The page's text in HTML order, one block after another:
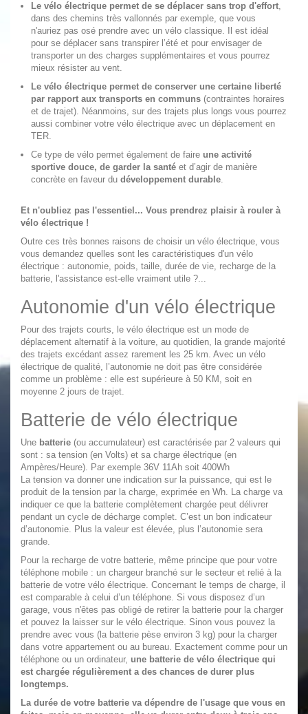
Le vélo électrique permet de se déplacer sans trop d'effort,
dans des chemins très vallonnés par exemple, que vous
n'auriez pas osé prendre avec un vélo classique. Il est idéal
pour se déplacer sans transpirer l’été et pour envisager de
transporter un des charges supplémentaires et vous pourrez
mieux résister au vent.
Le vélo électrique permet de conserver une certaine liberté
par rapport aux transports en communs (contraintes horaires
et de trajet). Néanmoins, sur des trajets plus longs vous pourrez
aussi combiner votre vélo électrique avec un déplacement en
TER.
Ce type de vélo permet également de faire une activité
sportive douce, de garder la santé et d’agir de manière
concrète en faveur du développement durable.
Et n'oubliez pas l'essentiel... Vous prendrez plaisir à rouler à
vélo électrique !
Outre ces très bonnes raisons de choisir un vélo électrique, vous
vous demandez quelles sont les caractéristiques d'un vélo
électrique : autonomie, poids, taille, durée de vie, recharge de la
batterie, l'assistance est-elle vraiment utile ?...
Autonomie d'un vélo électrique
Pour des trajets courts, le vélo électrique est un mode de
déplacement alternatif à la voiture, au quotidien, la grande majorité
des trajets excédant assez rarement les 25 km. Avec un vélo
électrique de qualité, l’autonomie ne doit pas être considérée
comme un problème : elle est supérieure à 50 KM, soit en
moyenne 2 jours de trajet.
Batterie de vélo électrique
Une batterie (ou accumulateur) est caractérisée par 2 valeurs qui
sont : sa tension (en Volts) et sa charge électrique (en
Ampères/Heure). Par exemple 36V 11Ah soit 400Wh
La tension va donner une indication sur la puissance, qui est le
produit de la tension par la charge, exprimée en Wh. La charge va
indiquer ce que la batterie complètement chargée peut délivrer
pendant un cycle de décharge complet. C’est un bon indicateur
d’autonomie. Plus la valeur est élevée, plus l’autonomie sera
grande.
Pour la recharge de votre batterie, même principe que pour votre
téléphone mobile : un chargeur branché sur le secteur et relié à la
batterie de votre vélo électrique. Concernant le temps de charge, il
est comparable à celui d’un téléphone. Si vous disposez d’un
garage, vous n'êtes pas obligé de retirer la batterie pour la charger
et pouvez la laisser sur le vélo électrique. Sinon vous pouvez la
prendre avec vous (la batterie pèse environ 3 kg) pour la charger
dans votre appartement ou au bureau. Exactement comme pour un
téléphone ou un ordinateur, une batterie de vélo électrique qui
est chargée régulièrement a des chances de durer plus
longtemps.
La durée de votre batterie va dépendre de l'usage que vous en